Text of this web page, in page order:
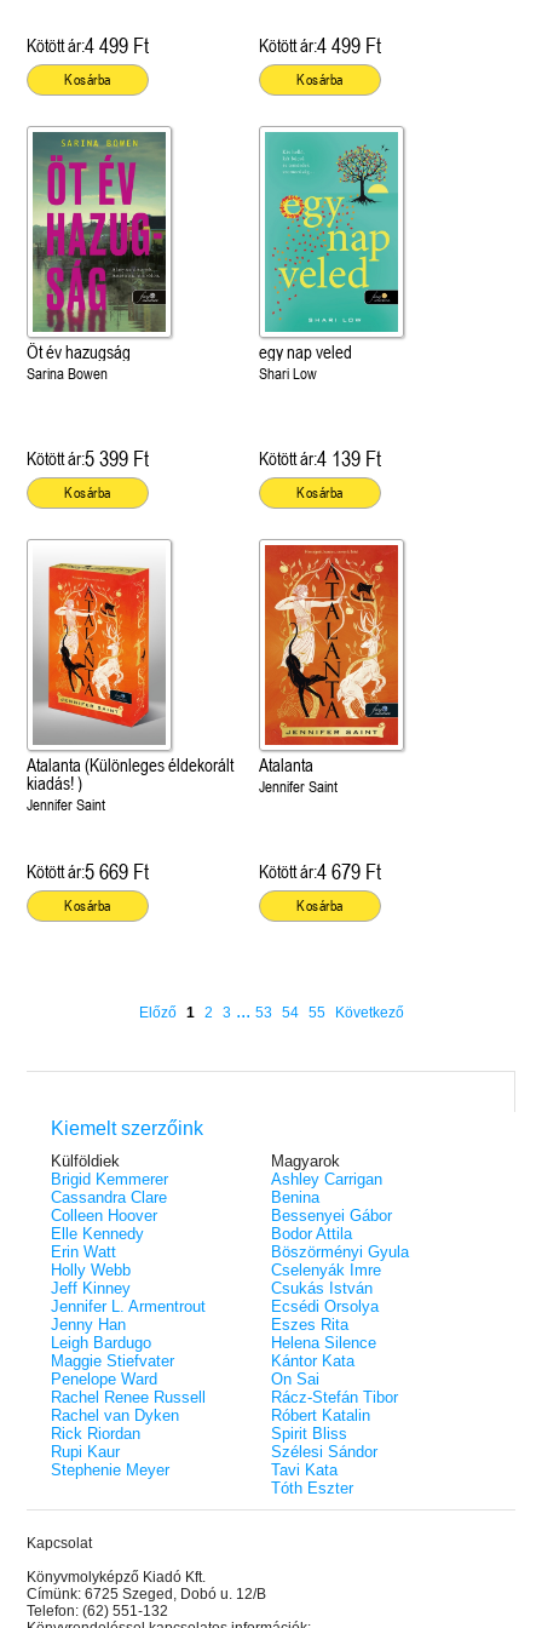
Kötött ár:4 499 Ft
Kosárba
Kötött ár:4 499 Ft
Kosárba
Öt év hazugság
Sarina Bowen
Kötött ár:5 399 Ft
Kosárba
egy nap veled
Shari Low
Kötött ár:4 139 Ft
Kosárba
Atalanta (Különleges éldekorált
kiadás! )
Jennifer Saint
Kötött ár:5 669 Ft
Kosárba
Atalanta
Jennifer Saint
Kötött ár:4 679 Ft
Kosárba
Előző 1 2 3 ... 53 54 55 Következő
Kiemelt szerzőink
Külföldiek
Brigid Kemmerer
Cassandra Clare
Colleen Hoover
Elle Kennedy
Erin Watt
Holly Webb
Jeff Kinney
Jennifer L. Armentrout
Jenny Han
Leigh Bardugo
Maggie Stiefvater
Penelope Ward
Rachel Renee Russell
Rachel van Dyken
Rick Riordan
Rupi Kaur
Stephenie Meyer
Magyarok
Ashley Carrigan
Benina
Bessenyei Gábor
Bodor Attila
Böszörményi Gyula
Cselenyák Imre
Csukás István
Ecsédi Orsolya
Eszes Rita
Helena Silence
Kántor Kata
On Sai
Rácz-Stefán Tibor
Róbert Katalin
Spirit Bliss
Szélesi Sándor
Tavi Kata
Tóth Eszter
Kapcsolat
Könyvmolyképző Kiadó Kft.
Címünk: 6725 Szeged, Dobó u. 12/B
Telefon: (62) 551-132